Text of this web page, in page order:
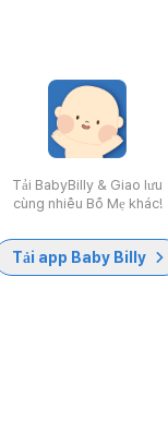
Tải BabyBilly & Giao lưu
cùng nhiều Bố Mẹ khác!
Tải app Baby Billy